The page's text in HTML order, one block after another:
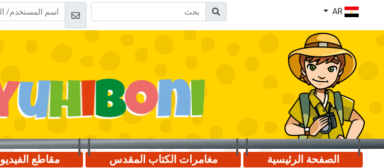
AR
الصفحة الرئيسية مغامرات الكتاب المقدس مقاطع الفيديو